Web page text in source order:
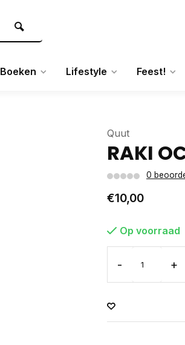
Boeken Lifestyle Feest!
Quut
RAKI
0
€10,00
Op voorraad
- +